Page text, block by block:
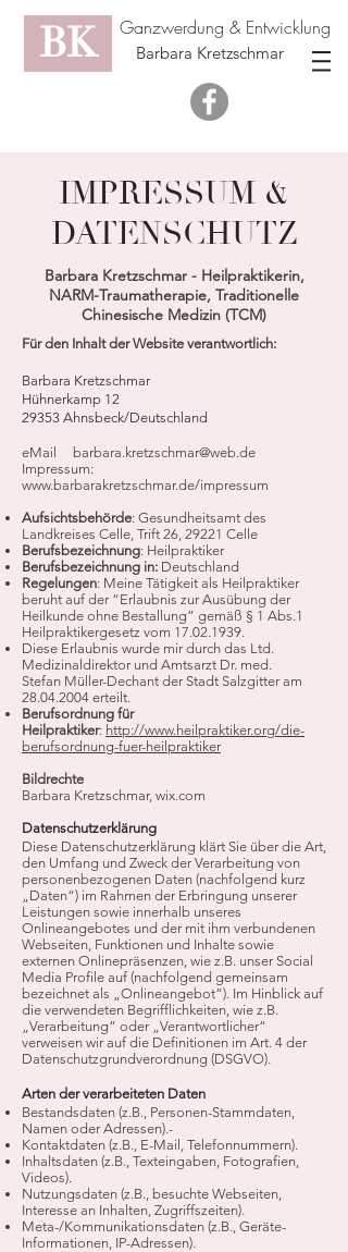
BK Ganzwerdung & Entwicklung
Barbara Kretzschmar
IMPRESSUM &
DATENSCHUTZ
Barbara Kretzschmar - Heilpraktikerin,
NARM-Traumatherapie, Traditionelle
Chinesische Medizin (TCM)
Für den Inhalt der Website verantwortlich:
Barbara Kretzschmar
Hühnerkamp 12
29353 Ahnsbeck/Deutschland
eMail barbara.kretzschmar@web.de
Impressum:
www.barbarakretzschmar.de/impressum
Aufsichtsbehörde: Gesundheitsamt des
Landkreises Celle, Trift 26, 29221 Celle
Berufsbezeichnung: Heilpraktiker
Berufsbezeichnung in: Deutschland
Regelungen: Meine Tätigkeit als Heilpraktiker
beruht auf der “Erlaubnis zur Ausübung der
Heilkunde ohne Bestallung” gemäß § 1 Abs.1
Heilpraktikergesetz vom 17.02.1939.
Diese Erlaubnis wurde mir durch das Ltd.
Medizinaldirektor und Amtsarzt Dr. med.
Stefan Müller-Dechant der Stadt Salzgitter am
28.04.2004 erteilt.
Berufsordnung für
Heilpraktiker: http://www.heilpraktiker.org/die-
berufsordnung-fuer-heilpraktiker
Bildrechte
Barbara Kretzschmar, wix.com
Datenschutzerklärung
Diese Datenschutzerklärung klärt Sie über die Art,
den Umfang und Zweck der Verarbeitung von
personenbezogenen Daten (nachfolgend kurz
„Daten“) im Rahmen der Erbringung unserer
Leistungen sowie innerhalb unseres
Onlineangebotes und der mit ihm verbundenen
Webseiten, Funktionen und Inhalte sowie
externen Onlinepräsenzen, wie z.B. unser Social
Media Profile auf (nachfolgend gemeinsam
bezeichnet als „Onlineangebot“). Im Hinblick auf
die verwendeten Begrifflichkeiten, wie z.B.
„Verarbeitung“ oder „Verantwortlicher“
verweisen wir auf die Definitionen im Art. 4 der
Datenschutzgrundverordnung (DSGVO).
Arten der verarbeiteten Daten
Bestandsdaten (z.B., Personen-Stammdaten,
Namen oder Adressen).-
Kontaktdaten (z.B., E-Mail, Telefonnummern).
Inhaltsdaten (z.B., Texteingaben, Fotografien,
Videos).
Nutzungsdaten (z.B., besuchte Webseiten,
Interesse an Inhalten, Zugriffszeiten).
Meta-/Kommunikationsdaten (z.B., Geräte-
Informationen, IP-Adressen).